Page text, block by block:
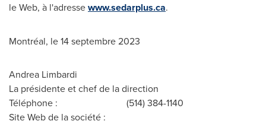
le Web, à l'adressewww.sedarplus.ca.
Montréal, le 14 septembre 2023
Andrea Limbardi
La présidente et chef de la direction
Téléphone : (514) 384-1140
Site Web de la société :